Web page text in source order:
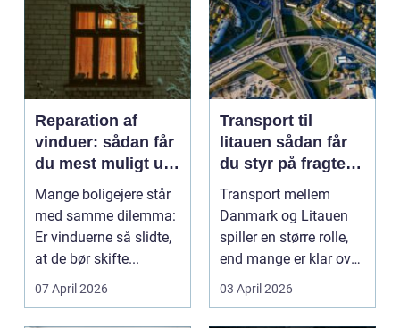
Reparation af
vinduer: sådan får
du mest muligt ud
af dine gamle
vinduer
Mange boligejere står
med samme dilemma:
Er vinduerne så slidte,
at de bør skifte...
07 April 2026
Transport til
litauen sådan får
du styr på fragten
til baltikum
Transport mellem
Danmark og Litauen
spiller en større rolle,
end mange er klar over.
Litauen er et n...
03 April 2026